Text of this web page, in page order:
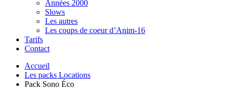
Années 2000
Slows
Les autres
Les coups de coeur d’Anim-16
Tarifs
Contact
Accueil
Les packs Locations
Pack Sono Éco